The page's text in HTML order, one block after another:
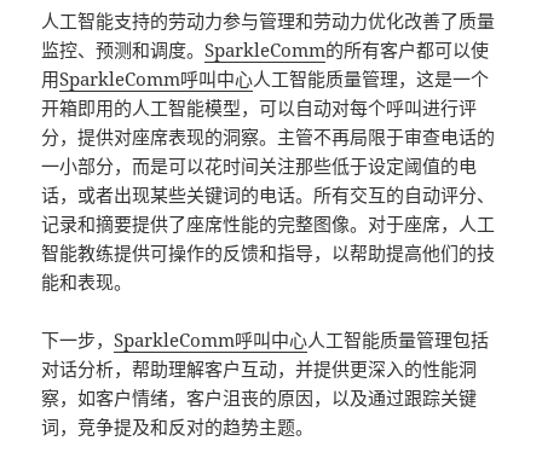
人工智能支持的劳动力参与管理和劳动力优化改善了质量
监控、预测和调度。SparkleComm的所有客户都可以使
用SparkleComm呼叫中心人工智能质量管理，这是一个
开箱即用的人工智能模型，可以自动对每个呼叫进行评
分，提供对座席表现的洞察。主管不再局限于审查电话的
一小部分，而是可以花时间关注那些低于设定阈值的电
话，或者出现某些关键词的电话。所有交互的自动评分、
记录和摘要提供了座席性能的完整图像。对于座席，人工
智能教练提供可操作的反馈和指导，以帮助提高他们的技
能和表现。
下一步，SparkleComm呼叫中心人工智能质量管理包括
对话分析，帮助理解客户互动，并提供更深入的性能洞
察，如客户情绪，客户沮丧的原因，以及通过跟踪关键
词，竞争提及和反对的趋势主题。